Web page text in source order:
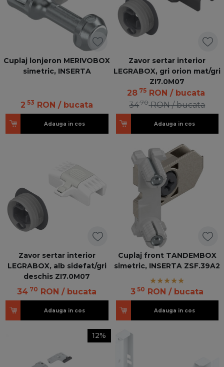
Cuplaj lonjeron MERIVOBOX
simetric, INSERTA
2 53 RON / bucata
Adauga in cos
Zavor sertar interior
LEGRABOX, gri orion mat/gri
ZI7.0M07
28 75 RON / bucata
3470 RON / bucata
Adauga in cos
Zavor sertar interior
LEGRABOX, alb sidefat/gri
deschis ZI7.0M07
34 70 RON / bucata
Adauga in cos
Cuplaj front TANDEMBOX
simetric, INSERTA ZSF.39A2
3 50 RON / bucata
Adauga in cos
12%